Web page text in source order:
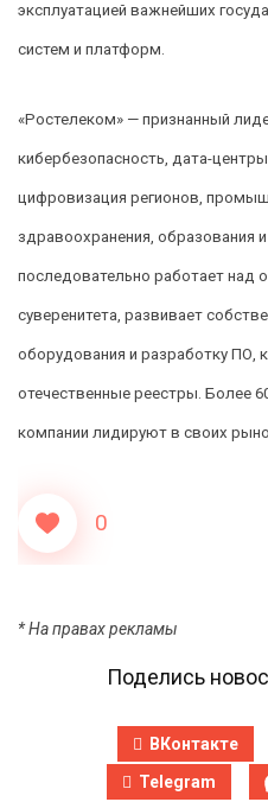
эксплуатацией важнейших
систем и платформ.
«Ростелеком» — признанный
кибербезопасность, дата-
цифровизация регионов,
здравоохранения, образования
последовательно работает над
суверенитета, развивает
оборудования и разработку ПО,
отечественные реестры. Более
компании лидируют в своих
0
* На правах рекламы
Поделись
ВКонтакте
Telegram